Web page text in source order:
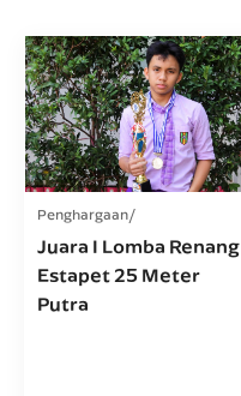
Penghargaan
Juara I Lomba Renang
Estapet 25 Meter
Putra